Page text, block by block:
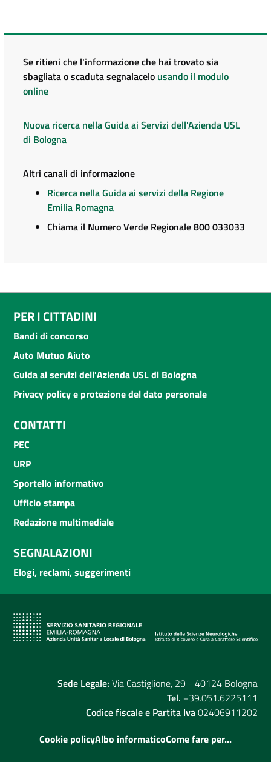
Se ritieni che l'informazione che hai trovato sia
sbagliata o scaduta segnalacelo usando il modulo
online
Nuova ricerca nella Guida ai Servizi dell'Azienda USL
di Bologna
Altri canali di informazione
Ricerca nella Guida ai servizi della Regione
Emilia Romagna
Chiama il Numero Verde Regionale 800 033033
PER I CITTADINI
Bandi di concorso
Auto Mutuo Aiuto
Guida ai servizi dell'Azienda USL di Bologna
Privacy policy e protezione del dato personale
CONTATTI
PEC
URP
Sportello informativo
Ufficio stampa
Redazione multimediale
SEGNALAZIONI
Elogi, reclami, suggerimenti
Sede Legale: Via Castiglione, 29 - 40124 Bologna
Tel. +39.051.6225111
Codice fiscale e Partita Iva02406911202
Cookie policyAlbo informaticoCome fare per...